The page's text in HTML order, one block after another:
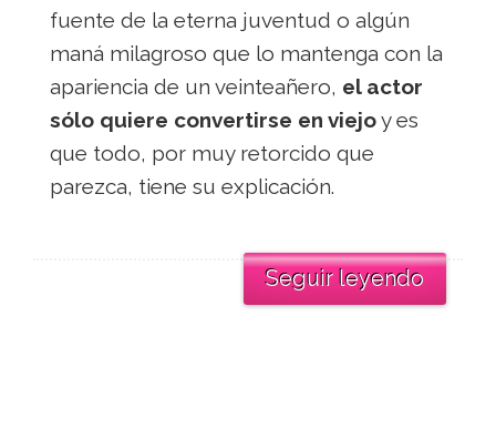
fuente de la eterna juventud o algún
maná milagroso que lo mantenga con la
apariencia de un veinteañero, el actor
sólo quiere convertirse en viejoy es
que todo, por muy retorcido que
parezca, tiene su explicación.
Seguir leyendo